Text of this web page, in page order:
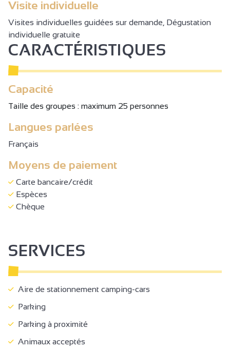
Visite individuelle
Visites individuelles guidées sur demande, Dégustation
individuelle gratuite
CARACTÉRISTIQUES
Capacité
Taille des groupes : maximum 25 personnes
Langues parlées
Français
Moyens de paiement
Carte bancaire/crédit
Espèces
Chèque
SERVICES
Aire de stationnement camping-cars
Parking
Parking à proximité
Animaux acceptés